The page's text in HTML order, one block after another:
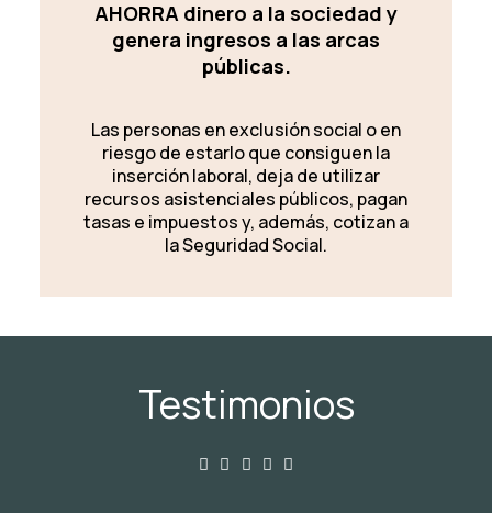
AHORRA dinero a la sociedad y
genera ingresos a las arcas
públicas.
Las personas en exclusión social o en
riesgo de estarlo que consiguen la
inserción laboral, deja de utilizar
recursos asistenciales públicos, pagan
tasas e impuestos y, además, cotizan a
la Seguridad Social.
Testimonios